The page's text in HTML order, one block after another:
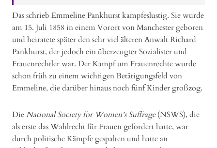
Das schrieb Emmeline Pankhurst kampfeslustig. Sie wurde
am 15. Juli 1858 in einem Vorort von Manchester geboren
und heiratete später den sehr viel älteren Anwalt Richard
Pankhurst, der jedoch ein überzeugter Sozialister und
Frauenrechtler war. Der Kampf um Frauenrechte wurde
schon früh zu einem wichtigen Betätigungsfeld von
Emmeline, die darüber hinaus noch fünf Kinder großzog.
DieNational Society for Women’s Suffrage(NSWS), die
als erste das Wahlrecht für Frauen gefordert hatte, war
durch politische Kämpfe gespalten und hatte an